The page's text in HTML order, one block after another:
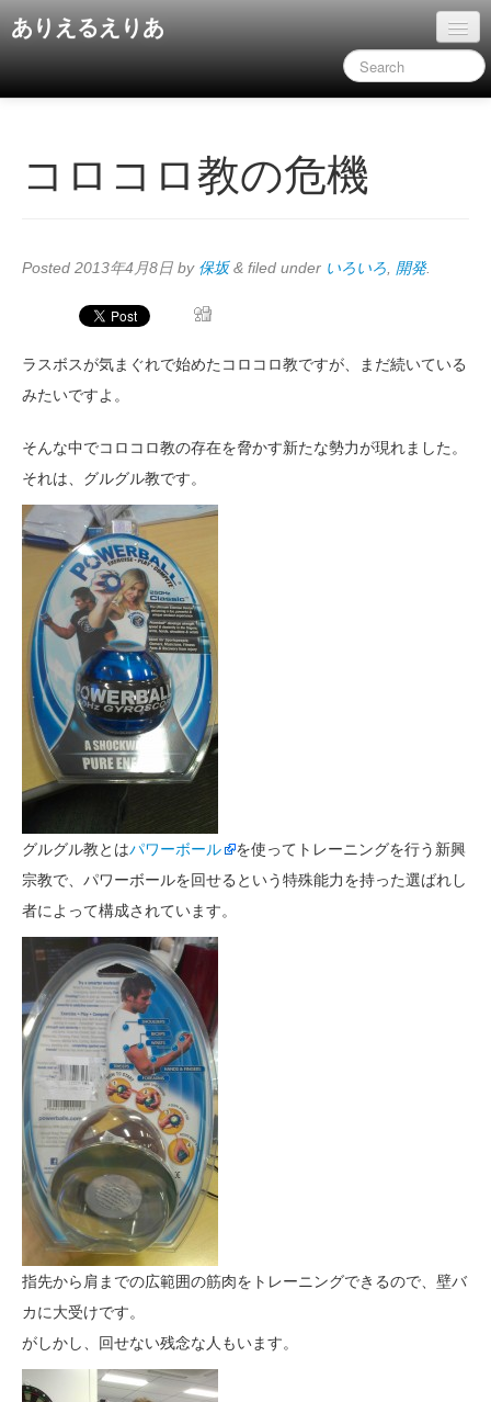
ありえるえりあ
コロコロ教の危機
Posted 2013年4月8日 by 保坂 & filed under いろいろ 開発.
ラスボスが気まぐれで始めたコロコロ教ですが、まだ続いている
みたいですよ。
そんな中でコロコロ教の存在を脅かす新たな勢力が現れました。
それは、グルグル教です。
グルグル教とはパワーボール
を使ってトレーニングを行う新興
宗教で、パワーボールを回せるという特殊能力を持った選ばれし
者によって構成されています。
指先から肩までの広範囲の筋肉をトレーニングできるので、壁バ
カに大受けです。
がしかし、回せない残念な人もいます。